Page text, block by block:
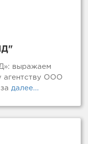
выражаем
агентству ООО
далее...